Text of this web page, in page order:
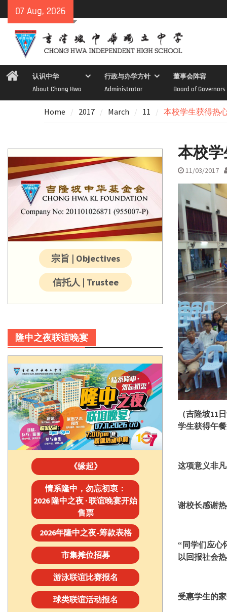
to
content
07 Aug, 2026
Home认识中华
About Chong Hwa
行政与办学方针
Administrator
董事会阵容
Board of Governors
Home 2017 March 11 本校学生获得热
本校
11/03/2017
（吉隆坡11
学生获得午
这项意义非
谢校长感谢
“同学们应心
以回报社会
受惠学生的
宗旨 | Objectives
信托人 | Trustee
隆中之夜联谊晚宴
《缘起》
情系隆中，勿忘初衷：
2026 隆中之夜 · 联谊晚宴开始
售票
2026年隆中之夜-筹款表格
市集摊位招募
游泳联谊比赛报名
球类联谊活动报名